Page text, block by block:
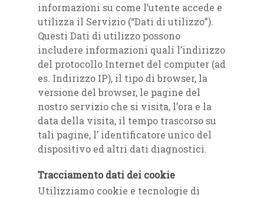
informazioni su come l’utente accede e
utilizza il Servizio (“Dati di utilizzo”).
Questi Dati di utilizzo possono
includere informazioni quali l’indirizzo
del protocollo Internet del computer (ad
es. Indirizzo IP), il tipo di browser, la
versione del browser, le pagine del
nostro servizio che si visita, l’ora e la
data della visita, il tempo trascorso su
tali pagine, l’ identificatore unico del
dispositivo ed altri dati diagnostici.
Tracciamento dati dei cookie
Utilizziamo cookie e tecnologie di